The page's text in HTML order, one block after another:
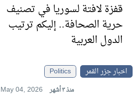
قفزة لافتة لسوريا في تصنيف
حرية الصحافة.. إليكم ترتيب
الدول العربية
اخبار جزر القمر
Politics
May 04, 2026
منذ ٣ أشهر